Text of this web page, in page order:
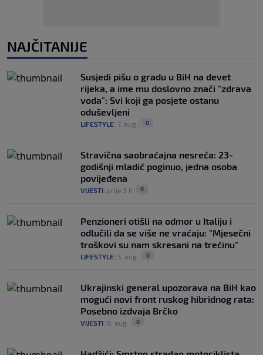
NAJČITANIJE
Susjedi pišu o gradu u BiH na devet
rijeka, a ime mu doslovno znači "zdrava
voda": Svi koji ga posjete ostanu
oduševljeni
LIFESTYLE 7. aug. 0
Stravična saobraćajna nesreća: 23-
godišnji mladić poginuo, jedna osoba
povijeđena
VIJESTI prije 3 h 0
Penzioneri otišli na odmor u Italiju i
odlučili da se više ne vraćaju: "Mjesečni
troškovi su nam skresani na trećinu"
LIFESTYLE 5. aug. 0
Ukrajinski general upozorava na BiH kao
mogući novi front ruskog hibridnog rata:
Posebno izdvaja Brčko
VIJESTI 8. aug. 0